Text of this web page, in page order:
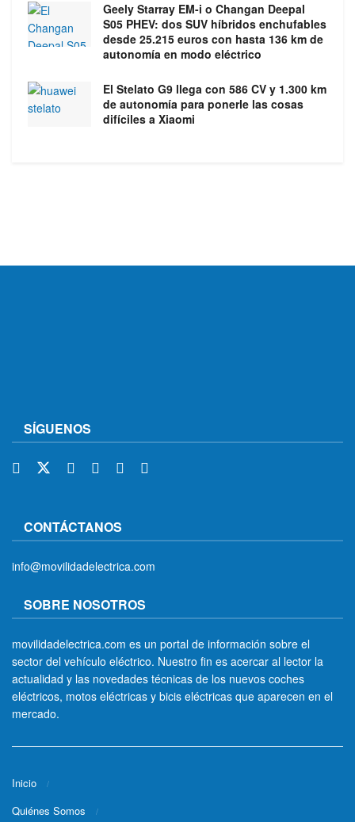
Geely Starray EM-i o Changan Deepal
S05 PHEV: dos SUV híbridos enchufables
desde 25.215 euros con hasta 136 km de
autonomía en modo eléctrico
El Stelato G9 llega con 586 CV y 1.300 km
de autonomía para ponerle las cosas
difíciles a Xiaomi
SÍGUENOS
CONTÁCTANOS
info@movilidadelectrica.com
SOBRE NOSOTROS
movilidadelectrica.com es un portal de información sobre el
sector del vehículo eléctrico. Nuestro fin es acercar al lector la
actualidad y las novedades técnicas de los nuevos coches
eléctricos, motos eléctricas y bicis eléctricas que aparecen en el
mercado.
Inicio
Quiénes Somos